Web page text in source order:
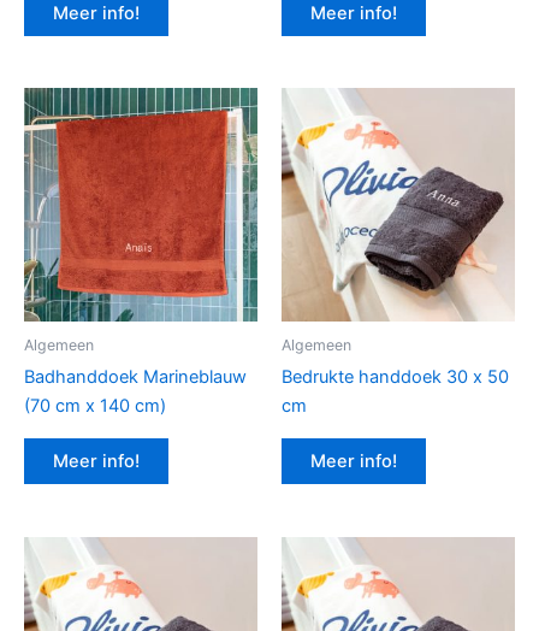
Meer info! Meer info!
Algemeen
Badhanddoek Marineblauw
(70 cm x 140 cm)
Meer info!
Algemeen
Bedrukte handdoek 30 x 50
cm
Meer info!